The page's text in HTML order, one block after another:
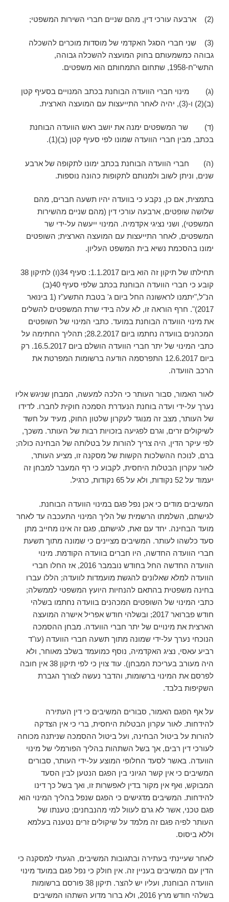
(2) ארבעה עורכי דין, מהם שניים חברי השירות המשפטי;
(3) שני חברי הסגל האקדמי של מוסדות מוכרים להשכלה
גבוהה כמשמעותם בחוק המועצה להשכלה גבוהה,
התשי"ח-1958, שתחום התמחותם הוא משפטים.
(ג) מינוי חברי הוועדה הבוחנת בכתב המנויים בסעיף קטן
(ב)(2) ו-(3), יהיה לאחר התייעצות עם המועצה הארצית.
(ד) שר המשפטים ימנה את יושב ראש הוועדה הבוחנת
בכתב, מבין חברי הוועדה שמונו לפי סעיף קטן (ב)(1).
(ה) חברי הוועדה הבוחנת בכתב ימונו לתקופה של ארבע
שנים, וניתן לשוב ולמנותם לתקופות כהונה נוספות.
בתמצית, אם כן, נקבע כי בוועדה יהיו תשעה חברים, מהם
שלושה שופטים, ארבעה עורכי דין (מהם שניים מהשירות
המשפטי), ושני נציגי אקדמיה. המינוי ייעשה על-ידי שר
המשפטים, לאחר התייעצות עם המועצה הארצית; השופטים
ימונו בהסכמת נשיא בית המשפט העליון.
תחילתו של תיקון זה הוא ביום 1.1.2017: סעיף 34(ו) לתיקון 38
קובע כי חברי הוועדה הבוחנת בכתב שלפי סעיף 40(ב)
הנ"ל,"יתמנו לראשונה החל ביום ג' בטבת התשע"ז (1 בינואר
2017)". חרף הוראה זו, לא עלה בידי שרת המשפטים להשלים
את מינוי הוועדה הבוחנת במועד. כתבי המינוי של השופטים
המכהנים בוועדה נחתמו ביום 28.2.2017; תהליך החתימה על
כתבי המינוי של יתר חברי הוועדה הושלם ביום 16.5.2017. רק
ביום 12.6.2017 התפרסמה הודעה ברשומות המפרטת את
הרכב הוועדה.
לאור האמור, סבור העותר כי הלכה למעשה, המבחן שניגש אליו
נערך על-ידי ועדה בוחנת הנעדרת הסמכה חוקית לחברו. לדידו
של העותר, מצב זה מנוגד לעקרון שלטון החוק, מעיד על חשד
לשיקולים זרים, וגרם לפגיעה בזכויות רבות של העותר. משכך,
לפי עיקר הדין, היה צריך להורות על בטלותה של הבחינה כולה;
ברם, לנוכח ההשלכות הקשות של מסקנה זו, מציע העותר,
לאור עקרון הבטלות היחסית, לקבוע כי רף המעבר למבחן זה
יעמוד על 52 נקודות, ולא על 65 נקודות, כרגיל.
המשיבים מודים כי אכן נפל פגם במינוי הוועדה הבוחנת.
לגישתם, השלמתו הרשמית של הליך המינוי התעכבה עד לאחר
מועד הבחינה. יחד עם זאת, לגישתם, פגם זה אינו מחייב מתן
סעד כלשהו לעותר. המשיבים מציינים כי שמונה מתוך תשעת
חברי הוועדה החדשה, היו חברים בוועדה הקודמת. מינוי
הוועדה החדשה החל בחודש נובמבר 2016, אז החלו חברי
הוועדה למלא שאלונים להגשת מועמדות לוועדה; הללו עברו
בחינה משפטית בהתאם להנחיות היועץ המשפטי לממשלה;
כתבי המינוי של השופטים המכהנים בוועדה נחתמו בשלהי
חודש פברואר 2017; ובשלהי חודש אפריל אישרה המועצה
הארצית את מינויים של יתר חברי הוועדה. מבחן ההסמכה
הנוכחי נערך על-ידי שמונה מתוך תשעה חברי הוועדה (עו"ד
רביע עאסי, נציג האקדמיה, נוסף כמועמד בשלב מאוחר, ולא
היה מעורב בעריכת המבחן). עוד צוין כי לפי תיקון 38 אין חובה
לפרסם את המינוי ברשומות, והדבר נעשה לצורך הגברת
השקיפות בלבד.
על אף הפגם האמור, סבורים המשיבים כי דין העתירה
להידחות. לאור עקרון הבטלות היחסית, ברי כי אין הצדקה
להורות על ביטול הבחינה, ועל ביטול ההסמכה שניתנה מכוחה
לעורכי דין רבים, אך בשל השתהות בהליך הפורמלי של מינוי
הוועדה. באשר לסעד החלופי המוצע על-ידי העותר, סבורים
המשיבים כי אין קשר הגיוני בין הפגם הנטען לבין הסעד
המבוקש, ואף אין מקור בדין לאפשרות זו, ואך בשל כך דינו
להידחות. המשיבים מדגישים כי הפגם שנפל בהליך המינוי הוא
פגם טכני, אשר לא גרם לעוול למי מהנבחנים; טענתו של
העותר לפיה פגם זה מלמד על שיקולים זרים נטענה בעלמא
וללא ביסוס.
לאחר שעיינתי בעתירה ובתגובות המשיבים, הגעתי למסקנה כי
הדין עם המשיבים בעניין זה. אין חולק כי נפל פגם במועד מינוי
הוועדה הבוחנת, ועליו יש להצר. תיקון 38 פורסם ברשומות
בשלהי חודש מרץ 2016, ולא ברור מדוע השתהו המשיבים